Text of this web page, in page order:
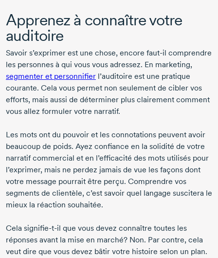
Apprenez à connaître votre
auditoire
Savoir s’exprimer est une chose, encore faut-il comprendre
les personnes à qui vous vous adressez. En marketing,
segmenter et personnifier l’auditoire est une pratique
courante. Cela vous permet non seulement de cibler vos
efforts, mais aussi de déterminer plus clairement comment
vous allez formuler votre narratif.
Les mots ont du pouvoir et les connotations peuvent avoir
beaucoup de poids. Ayez confiance en la solidité de votre
narratif commercial et en l’efficacité des mots utilisés pour
l’exprimer, mais ne perdez jamais de vue les façons dont
votre message pourrait être perçu. Comprendre vos
segments de clientèle, c’est savoir quel langage suscitera le
mieux la réaction souhaitée.
Cela signifie-t-il que vous devez connaître toutes les
réponses avant la mise en marché? Non. Par contre, cela
veut dire que vous devez bâtir votre histoire selon un plan.